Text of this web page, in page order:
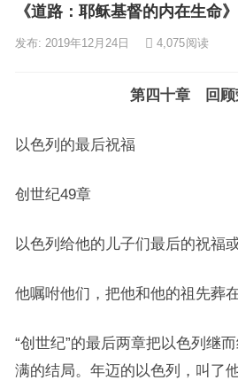
《道路：耶稣基督的内在生
发布: 2019年12月24日 4,075阅读
第四十章 回顾
以色列的最后祝福
创世纪49章
以色列给他的儿子们最后的祝福或
他嘱咐他们，把他和他的祖先葬
“创世纪”的最后两章把以色列继
满的结局。年迈的以色列，叫了